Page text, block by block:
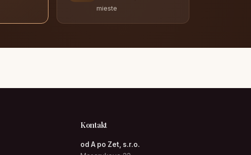
mieste
Kontakt
od A po Zet, s.r.o.